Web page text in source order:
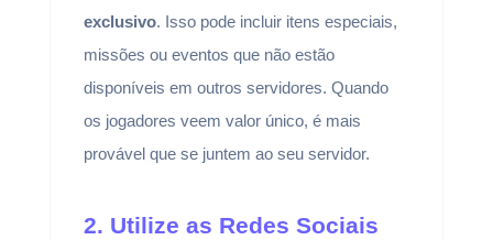
exclusivo. Isso pode incluir itens especiais,
missões ou eventos que não estão
disponíveis em outros servidores. Quando
os jogadores veem valor único, é mais
provável que se juntem ao seu servidor.
2. Utilize as Redes Sociais